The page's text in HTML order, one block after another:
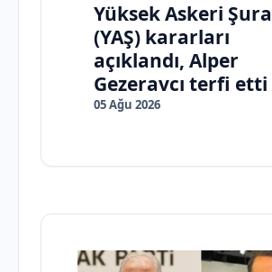
Yüksek Askeri Şura
(YAŞ) kararları
açıklandı, Alper
Gezeravcı terfi etti
05 Ağu 2026